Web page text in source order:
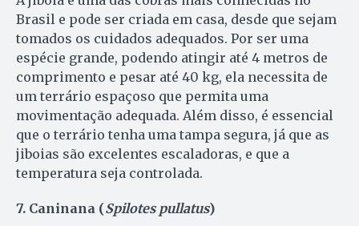
Brasil e pode ser criada em casa, desde que sejam
tomados os cuidados adequados. Por ser uma
espécie grande, podendo atingir até 4 metros de
comprimento e pesar até 40 kg, ela necessita de
um terrário espaçoso que permita uma
movimentação adequada. Além disso, é essencial
que o terrário tenha uma tampa segura, já que as
jiboias são excelentes escaladoras, e que a
temperatura seja controlada.
7. Caninana (Spilotes pullatus)